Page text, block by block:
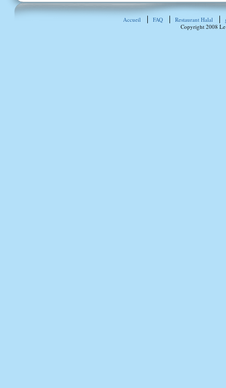
Accueil FAQ Restaurant Halal
Copyright 2008